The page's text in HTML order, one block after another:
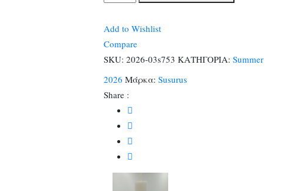
Blue
Add to Wishlist
Compare
SKU: 2026-03s753 ΚΑΤΗΓΟΡΙΑ: Summer
2026 Μάρκα:Susurus
Share :